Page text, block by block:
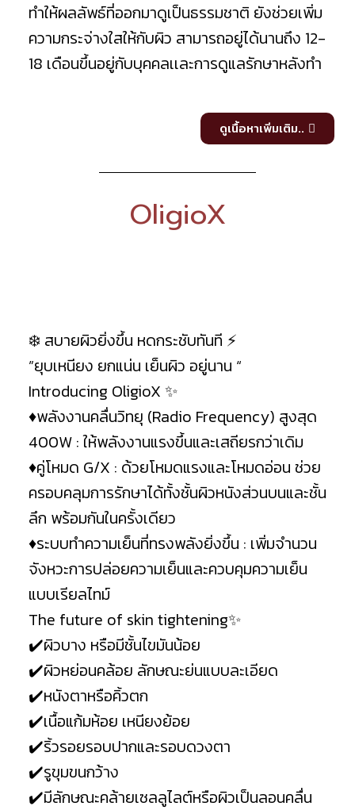
ทำให้ผลลัพธ์ที่ออกมาดูเป็นธรรมชาติ ยังช่วยเพิ่ม
ความกระจ่างใสให้กับผิว สามารถอยู่ได้นานถึง 12-
18 เดือนขึ้นอยู่กับบุคคลเเละการดูแลรักษาหลังทำ
ดูเนื้อหาเพิ่มเติม..
OligioX
❄️ สบายผิวยิ่งขึ้น หดกระชับทันที ⚡️
”ยุบเหนียง ยกแน่น เย็นผิว อยู่นาน “
Introducing OligioX ✨
♦️พลังงานคลื่นวิทยุ (Radio Frequency) สูงสุด
400W : ให้พลังงานแรงขึ้นและเสถียรกว่าเดิม
♦️คู่โหมด G/X : ด้วยโหมดแรงและโหมดอ่อน ช่วย
ครอบคลุมการรักษาได้ทั้งชั้นผิวหนังส่วนบนและชั้น
ลึก พร้อมกันในครั้งเดียว
♦️ระบบทำความเย็นที่ทรงพลังยิ่งขึ้น : เพิ่มจำนวน
จังหวะการปล่อยความเย็นและควบคุมความเย็น
แบบเรียลไทม์
The future of skin tightening✨
✔️ผิวบาง หรือมีชั้นไขมันน้อย
✔️ผิวหย่อนคล้อย ลักษณะย่นแบบละเอียด
✔️หนังตาหรือคิ้วตก
✔️เนื้อแก้มห้อย เหนียงย้อย
✔️ริ้วรอยรอบปากและรอบดวงตา
✔️รูขุมขนกว้าง
✔️มีลักษณะคล้ายเซลลูไลต์หรือผิวเป็นลอนคลื่น